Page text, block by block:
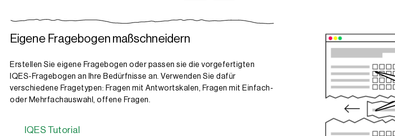
Eigene Fragebogen maßschneidern
Erstellen Sie eigene Fragebogen oder passen sie die vorgefertigten
IQES-Fragebogen an Ihre Bedürfnisse an. Verwenden Sie dafür
verschiedene Fragetypen: Fragen mit Antwortskalen, Fragen mit Einfach-
oder Mehrfachauswahl, offene Fragen.
IQES Tutorial